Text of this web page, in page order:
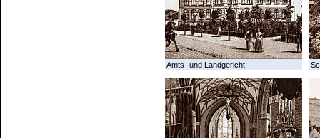
Amts- und Landgericht